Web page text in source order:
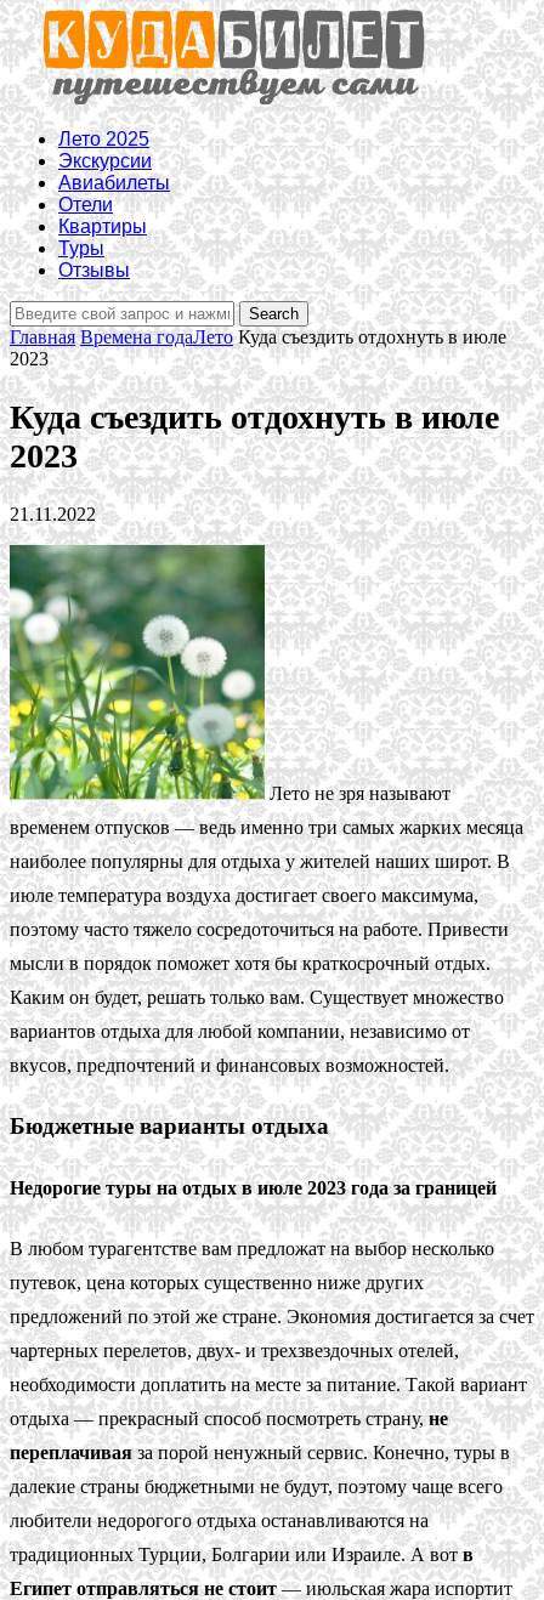
Лето 2025
Экскурсии
Авиабилеты
Отели
Квартиры
Туры
Отзывы
Главная Времена годаЛето Куда съездить отдохнуть в июле
2023
Куда съездить отдохнуть в июле
2023
21.11.2022
Лето не зря называют
временем отпусков — ведь именно три самых жарких месяца
наиболее популярны для отдыха у жителей наших широт. В
июле температура воздуха достигает своего максимума,
поэтому часто тяжело сосредоточиться на работе. Привести
мысли в порядок поможет хотя бы краткосрочный отдых.
Каким он будет, решать только вам. Существует множество
вариантов отдыха для любой компании, независимо от
вкусов, предпочтений и финансовых возможностей.
Бюджетные варианты отдыха
Недорогие туры на отдых в июле 2023 года за границей
В любом турагентстве вам предложат на выбор несколько
путевок, цена которых существенно ниже других
предложений по этой же стране. Экономия достигается за счет
чартерных перелетов, двух- и трехзвездочных отелей,
необходимости доплатить на месте за питание. Такой вариант
отдыха — прекрасный способ посмотреть страну,не
переплачиваяза порой ненужный сервис. Конечно, туры в
далекие страны бюджетными не будут, поэтому чаще всего
любители недорогого отдыха останавливаются на
традиционных Турции, Болгарии или Израиле. А вотв
Египет отправляться не стоит— июльская жара испортит